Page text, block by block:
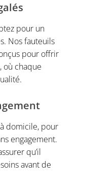
pour un
Nos fauteuils
pour offrir
où chaque
domicile, pour
engagement.
qu’il
avant de